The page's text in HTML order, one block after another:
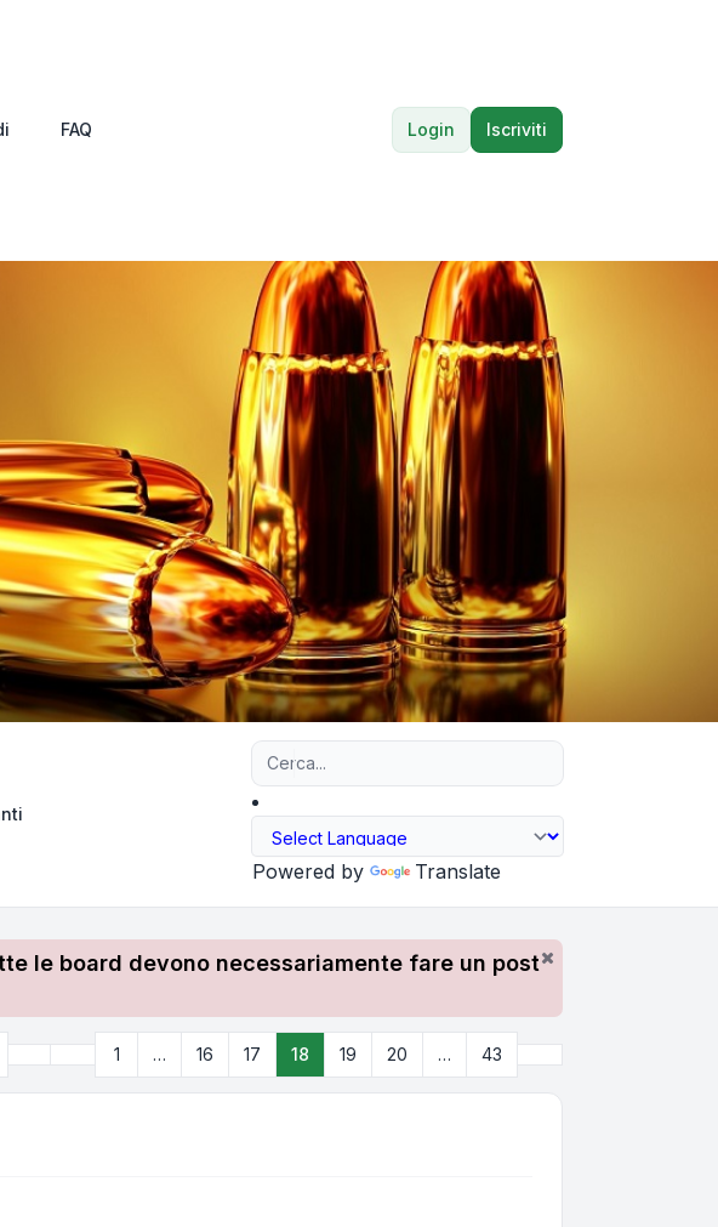
FAQ Login Iscriviti
Powered by Translate
le board devono necessariamente fare un post
Pagina18 di
Precedente
1 … 16 17 18 19 20 … 43